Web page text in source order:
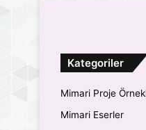
Kategoriler
Mimari Proje
Mimari Eserler